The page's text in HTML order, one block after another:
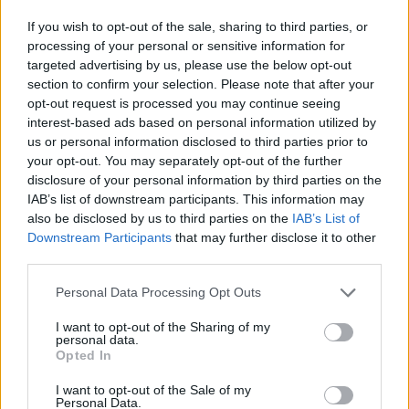
If you wish to opt-out of the sale, sharing to third parties, or
processing of your personal or sensitive information for
targeted advertising by us, please use the below opt-out
section to confirm your selection. Please note that after your
opt-out request is processed you may continue seeing
interest-based ads based on personal information utilized by
us or personal information disclosed to third parties prior to
your opt-out. You may separately opt-out of the further
disclosure of your personal information by third parties on the
IAB’s list of downstream participants. This information may
also be disclosed by us to third parties on the IAB’s List of
Downstream Participants that may further disclose it to other
Please note that this website/app uses one or more Google
not limited to your visit or usage behaviour. You may click to
grant or deny consent to Google and its third-party tags to
use your data for below specified purposes in below Google
consent section.
Personal Data Processing Opt Outs
I want to opt-out of the Sharing of my
personal data.
Opted In
I want to opt-out of the Sale of my
Personal Data.
Viber: +306909196125
Στείλε μήνυμα στο Viber
Ακολουθήστε μας για όλες τιςειδήσειςστο Bing News
και το Google News